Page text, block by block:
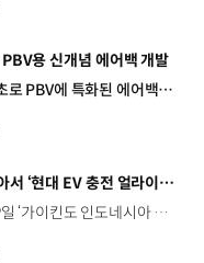
용 신개념 에어백 개발
현대모비스가 세계 최초로 PBV에 특화된 에어백을 개발했습니다. 이번에 공개한 에어백은‘도어 장착형 커튼에어백’과 ‘자립형 동승석에어백’으로 실내가 넓고 다채로운 실내디자인이 가능한 PBV 특성에 맞게 개발됐습니다. 기존의 커튼에어백이 위에서 아래로 펼쳐지는 것과 달리, 도어 장착형 커튼에어백은 와이어를 따라 아래서 위로 수직 팽창하는데요. 차 옆문에 장착해 완전히 펼쳐지는 데 0.03초가 걸리며 북미 교통안전국(NHTSA)이 정한 안전성 기준도 충족합니다. 자립형 에어백은 전면 유리창까지 실내 공간이 넓은 PBV 특성을 고려한 기술로 에어백 하부의 지지력만으로도 고정성을 확보했으며 전면 유리창에 닿지 않고도 충격을 흡수할 수 있게 해 북미 신차평가프로그램(NCAP) 기준 높은 등급 수준의 안전성도 확보했습니다. 현대모비스는 PBV용 에어백의 확장성에 주목해 해외 시장의 안전기준을 충족하고 다양한 에어백을 개발해 나갈 계획입니다.
현대자동차, 인도네시아서 ‘현대 EV 충전 얼라이언스’ 업무협약 체결
현대차가 현지 시각 19일 ‘가이킨도 인도네시아 국제 오토 쇼 2024’에서 인도네시아 민간 충전 사업자 6개 업체와 ‘현대 EV 충전 얼라이언스’ 구축을 위한 업무협약을 체결했습니다. 이번 업무협약을 통해 현대차 전기차 고객은 별도의 회원 가입, 결제 수단 등록 없이 ‘마이현대’ 앱으로 타 업체의 충전 시설을 간편하게 이용할 수 있게 됐는데요. 인도네시아에서 총 429개소 696기의 EV 충전 인프라가 해당되며, 인도네시아 민간 EV 충전기의 약 97%에 달하는 수치입니다. 이외에도 현대차는 전기차 신차 고객에게 현대 전기차 충전 얼라이언스에 속한 업체의 충전소에서 1년간 사용할 수 있는 충전량 50kWh를 매월 제공하는 ‘EV 충전 서비스 프로그램’을 실시합니다.